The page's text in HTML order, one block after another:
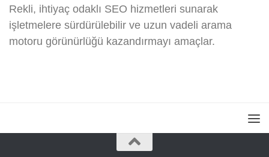
Rekli, ihtiyaç odaklı SEO hizmetleri sunarak
işletmelere sürdürülebilir ve uzun vadeli arama
motoru görünürlüğü kazandırmayı amaçlar.